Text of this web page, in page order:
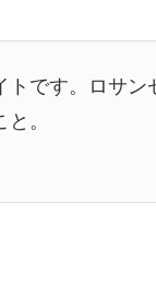
トです。ロサン
。